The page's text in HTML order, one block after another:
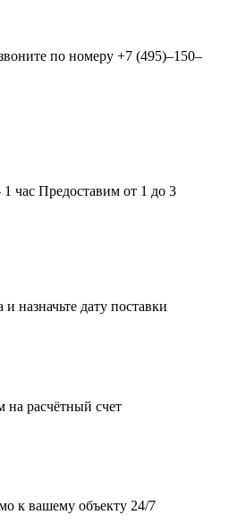
по номеру +7 (495)–150–
час Предоставим от 1 до 3
назначьте дату поставки
расчётный счет
к вашему объекту 24/7